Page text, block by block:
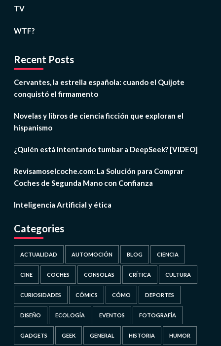
TV
WTF?
Recent Posts
Cervantes, la estrella española: cuando el Quijote
conquistó el firmamento
Novelas y libros de ciencia ficción que exploran el
hispanismo
¿Quién está intentando tumbar a DeepSeek? [VIDEO]
Revisamoselcoche.com: La Solución para Comprar
Coches de Segunda Mano con Confianza
Inteligencia Artificial y ética
Categories
ACTUALIDAD AUTOMOCIÓN BLOG CIENCIA
CINE COCHES CONSOLAS CRÍTICA CULTURA
CURIOSIDADES CÓMICS CÓMO DEPORTES
DISEÑO ECOLOGÍA EVENTOS FOTOGRAFÍA
GADGETS GEEK GENERAL HISTORIA HUMOR